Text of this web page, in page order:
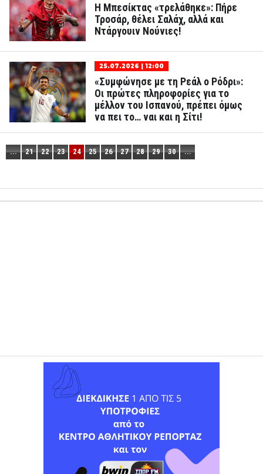
Η Μπεσίκτας «τρελάθηκε»: Πήρε
Τροσάρ, θέλει Σαλάχ, αλλά και
Ντάργουιν Νούνιες!
25.07.2026 | 12:00
«Συμφώνησε με τη Ρεάλ ο Ρόδρι»:
Οι πρώτες πληροφορίες για το
μέλλον του Ισπανού, πρέπει όμως
να πει το… ναι και η Σίτι!
... 21 22 23 24 25 26 27 28 29 30 ...